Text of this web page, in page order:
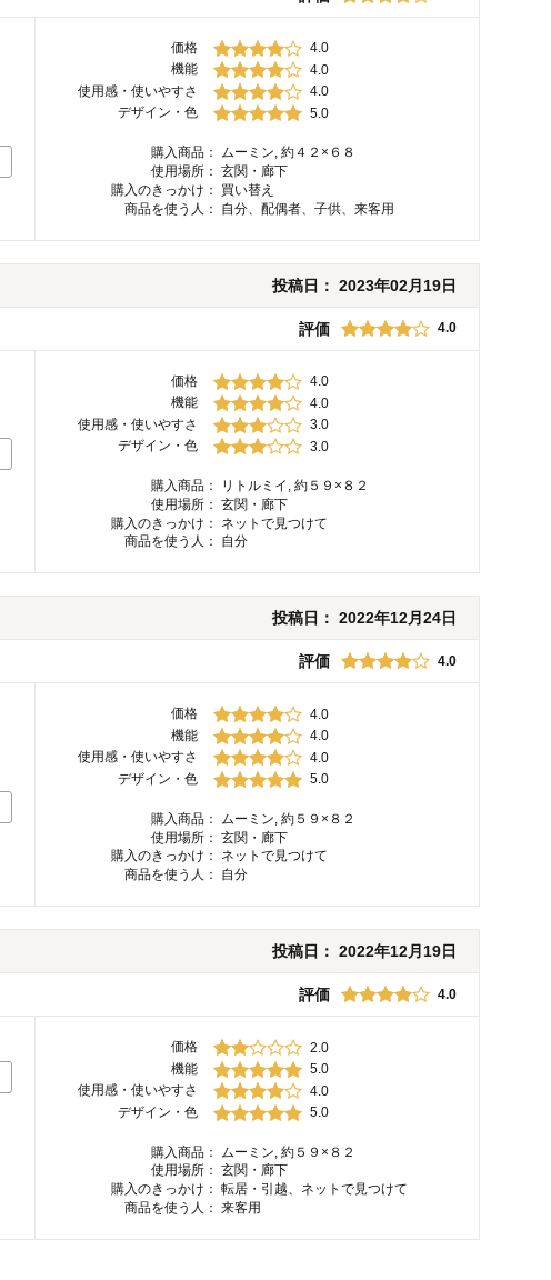
価格
4.0
機能
4.0
使用感・使いやすさ
4.0
デザイン・色
5.0
購入商品： ムーミン, 約４２×６８
使用場所： 玄関・廊下
購入のきっかけ：
買い替え
商品を使う人：
自分、配偶者、子供、来客用
投稿日： 2023年02月19日
評価 4.0
価格
4.0
機能
4.0
使用感・使いやすさ
3.0
デザイン・色
3.0
購入商品：
リトルミイ, 約５９×８２
使用場所： 玄関・廊下
購入のきっかけ：
ネットで見つけて
商品を使う人：
自分
投稿日： 2022年12月24日
評価 4.0
価格
4.0
機能
4.0
使用感・使いやすさ
4.0
デザイン・色
5.0
購入商品： ムーミン, 約５９×８２
使用場所： 玄関・廊下
購入のきっかけ：
ネットで見つけて
商品を使う人：
自分
投稿日： 2022年12月19日
評価 4.0
価格
2.0
機能
5.0
使用感・使いやすさ
4.0
デザイン・色
5.0
購入商品：
ムーミン, 約５９×８２
使用場所： 玄関・廊下
購入のきっかけ： 転居・引越、ネットで見つけて
商品を使う人： 来客用